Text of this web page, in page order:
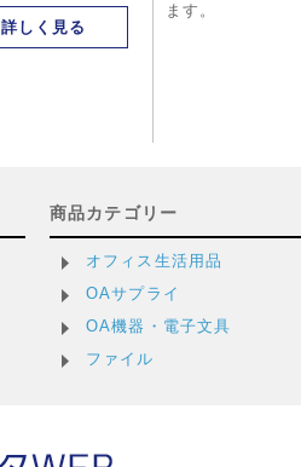
詳しく見る
ます。
商品カテゴリー
オフィス生活用品
OAサプライ
OA機器・電子文具
ファイル